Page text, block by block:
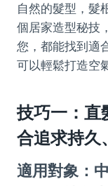
自然的髮型，髮
個居家造型秘技
您，都能找到適
可以輕鬆打造空
技巧一：直
合追求持久
適用對象：